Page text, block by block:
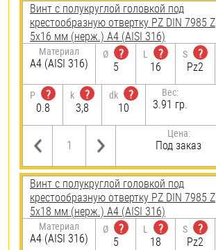
Винт с полукруглой головкой под
крестообразную отвертку PZ DIN 7985 Z
5х16 мм (нерж.) A4 (AISI 316)
Материал
A4 (AISI 316)
Ø
?
5
L
?
16
S
?
Pz2
P
?
0.8
k
?
3,8
dk
?
10
Вес:
3.91 гр.
Цена:
Под заказ
Винт с полукруглой головкой под
крестообразную отвертку PZ DIN 7985 Z
5х18 мм (нерж.) A4 (AISI 316)
Материал
A4 (AISI 316)
Ø
?
5
L
?
18
S
?
Pz2